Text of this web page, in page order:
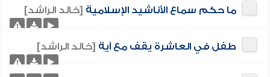
ما حكم سماع الأناشيد الإسلامية [خالد الراشد]
طفل في العاشرة يقف مع آية [خالد الراشد]